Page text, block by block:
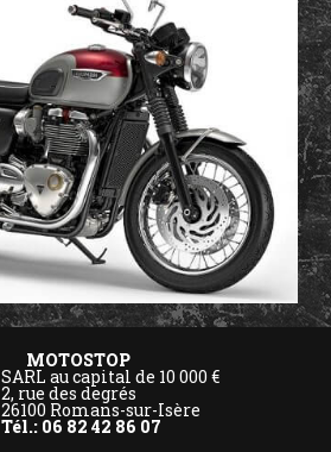
MOTOSTOP
SARL au capital de 10 000 €
2, rue des degrés
26100 Romans-sur-Isère
Tél.: 06 82 42 86 07